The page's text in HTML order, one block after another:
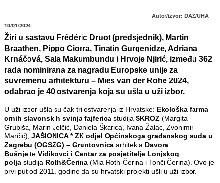
Autor/izvor: DAZ/UHA
19/01/2024
Žiri u sastavu Frédéric Druot (predsjednik), Martin
Braathen, Pippo Ciorra, Tinatin Gurgenidze, Adriana
Krnáčová, Sala Makumbundu i Hrvoje Njirić, između 362
rada nominirana za nagradu Europske unije za
suvremenu arhitekturu – Mies van der Rohe 2024,
odabrao je 40 ostvarenja koja su ušla u uži izbor.
U uži izbor ušla su čak tri ostvarenja iz Hrvatske: Ekološka farma
crnih slavonskih svinja fajfericastudija SKROZ (Margita
Grubiša, Marin Jelčić, Daniela Škarica, Ivana Žalac, Zvonimir
Marčić), JAŠIONICA * ZK odjel Općinskoga građanskog suda u
Zagrebu (OGSZG) – Gruntovnica arhitekta Davora
Bušnjete Vidikovci i Centar za posjetitelje Lonjskog
poljastudija Roth&Čerina(Mia Roth-Čerina i Tonči Čerina). Ovo je
prvi put od 2011. godine da su hrvatski projekti ušli u uži izbor.